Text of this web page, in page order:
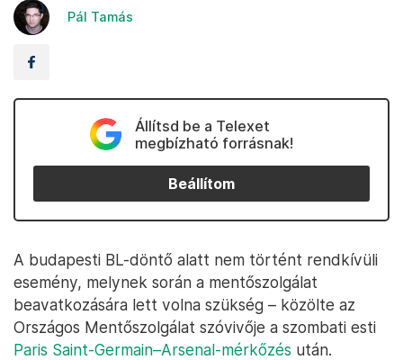
Pál Tamás
Állítsd be a Telexet
megbízható forrásnak!
Beállítom
A budapesti BL-döntő alatt nem történt rendkívüli
esemény, melynek során a mentőszolgálat
beavatkozására lett volna szükség – közölte az
Országos Mentőszolgálat szóvivője a szombati esti
Paris Saint-Germain–Arsenal-mérkőzés után.